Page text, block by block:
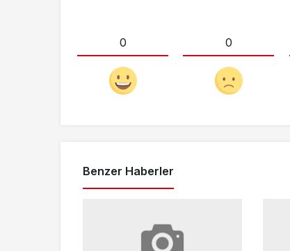
0 0
Benzer Haberler